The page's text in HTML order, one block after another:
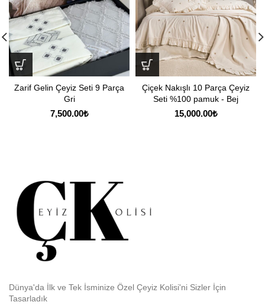
Zarif Gelin Çeyiz Seti 9 Parça
Gri
7,500.00₺
Çiçek Nakışlı 10 Parça Çeyiz
Seti %100 pamuk - Bej
15,000.00₺
Dünya'da İlk ve Tek İsminize Özel Çeyiz Kolisi'ni Sizler İçin
Tasarladık